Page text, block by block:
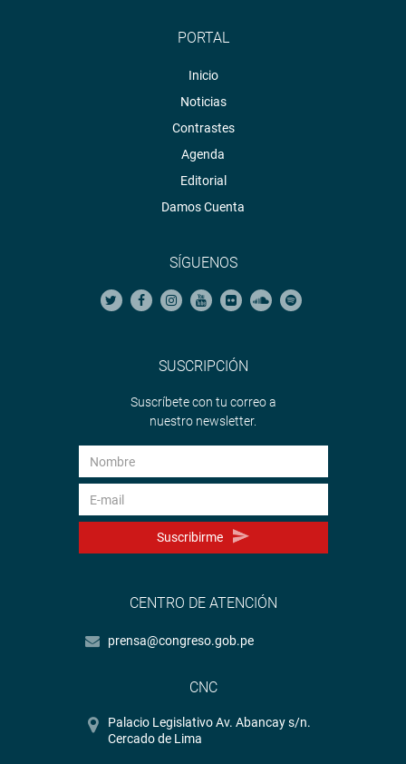
PORTAL
Inicio
Noticias
Contrastes
Agenda
Editorial
Damos Cuenta
SÍGUENOS
SUSCRIPCIÓN
Suscríbete con tu correo a
nuestro newsletter.
Suscribirme
CENTRO DE ATENCIÓN
prensa@congreso.gob.pe
CNC
Palacio Legislativo Av. Abancay s/n.
Cercado de Lima